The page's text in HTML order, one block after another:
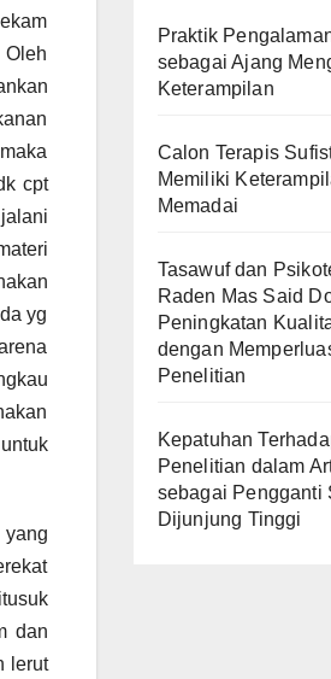
Oleh
cpt
yg
yang
dan
lerut
Praktik
sebagai Ajang
Keterampilan
Calon Terapis
Memiliki
Memadai
Tasawuf dan
Raden Mas Said
Peningkatan
dengan
Penelitian
Kepatuhan
Penelitian dalam
sebagai Pengganti
Dijunjung Tinggi